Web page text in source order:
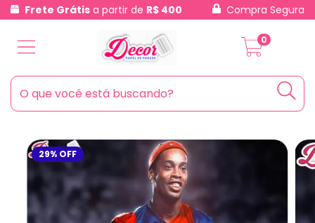
Frete Grátis a partir de R$ 400 Compra Segura
0
29% OFF